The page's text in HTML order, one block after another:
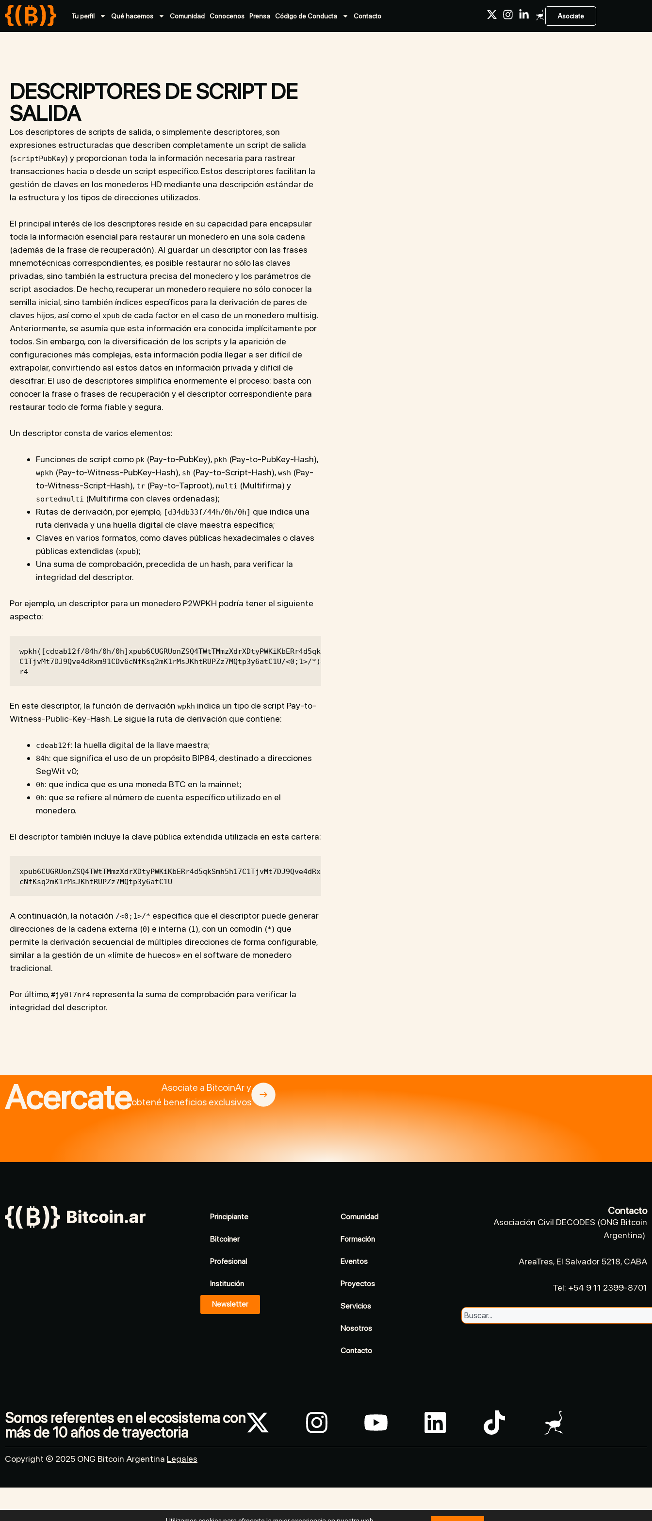
Tu perfil Qué hacemos Comunidad Conocenos Prensa Código de Conducta Contacto Asociate
DESCRIPTORES DE SCRIPT DE
SALIDA
Los descriptores de scripts de salida, o simplemente descriptores, son
expresiones estructuradas que describen completamente un script de salida
(scriptPubKey) y proporcionan toda la información necesaria para rastrear
transacciones hacia o desde un script específico. Estos descriptores facilitan la
gestión de claves en los monederos HD mediante una descripción estándar de
la estructura y los tipos de direcciones utilizados.
El principal interés de los descriptores reside en su capacidad para encapsular
toda la información esencial para restaurar un monedero en una sola cadena
(además de la frase de recuperación). Al guardar un descriptor con las frases
mnemotécnicas correspondientes, es posible restaurar no sólo las claves
privadas, sino también la estructura precisa del monedero y los parámetros de
script asociados. De hecho, recuperar un monedero requiere no sólo conocer la
semilla inicial, sino también índices específicos para la derivación de pares de
claves hijos, así como el xpub de cada factor en el caso de un monedero multisig.
Anteriormente, se asumía que esta información era conocida implícitamente por
todos. Sin embargo, con la diversificación de los scripts y la aparición de
configuraciones más complejas, esta información podía llegar a ser difícil de
extrapolar, convirtiendo así estos datos en información privada y difícil de
descifrar. El uso de descriptores simplifica enormemente el proceso: basta con
conocer la frase o frases de recuperación y el descriptor correspondiente para
restaurar todo de forma fiable y segura.
Un descriptor consta de varios elementos:
Funciones de script como pk (Pay-to-PubKey), pkh (Pay-to-PubKey-Hash),
wpkh (Pay-to-Witness-PubKey-Hash), sh (Pay-to-Script-Hash), wsh (Pay-
to-Witness-Script-Hash), tr (Pay-to-Taproot), multi (Multifirma) y
sortedmulti (Multifirma con claves ordenadas);
Rutas de derivación, por ejemplo, [d34db33f/44h/0h/0h] que indica una
ruta derivada y una huella digital de clave maestra específica;
Claves en varios formatos, como claves públicas hexadecimales o claves
públicas extendidas (xpub);
Una suma de comprobación, precedida de un hash, para verificar la
integridad del descriptor.
Por ejemplo, un descriptor para un monedero P2WPKH podría tener el siguiente
aspecto:
wpkh([cdeab12f/84h/0h/0h]xpub6CUGRUonZSQ4TWtTMmzXdrXDtyPWKiKbERr4d5qkSmh5h17
C1TjvMt7DJ9Qve4dRxm91CDv6cNfKsq2mK1rMsJKhtRUPZz7MQtp3y6atC1U/<0;1>/*)#jy0l7n
r4
En este descriptor, la función de derivación wpkh indica un tipo de script Pay-to-
Witness-Public-Key-Hash. Le sigue la ruta de derivación que contiene:
cdeab12f: la huella digital de la llave maestra;
84h: que significa el uso de un propósito BIP84, destinado a direcciones
SegWit v0;
0h: que indica que es una moneda BTC en la mainnet;
0h: que se refiere al número de cuenta específico utilizado en el
monedero.
El descriptor también incluye la clave pública extendida utilizada en esta cartera:
xpub6CUGRUonZSQ4TWtTMmzXdrXDtyPWKiKbERr4d5qkSmh5h17C1TjvMt7DJ9Qve4dRxm91CDv6
cNfKsq2mK1rMsJKhtRUPZz7MQtp3y6atC1U
A continuación, la notación /<0;1>/* especifica que el descriptor puede generar
direcciones de la cadena externa (0) e interna (1), con un comodín (*) que
permite la derivación secuencial de múltiples direcciones de forma configurable,
similar a la gestión de un «límite de huecos» en el software de monedero
tradicional.
Por último, #jy0l7nr4 representa la suma de comprobación para verificar la
integridad del descriptor.
Acercate
Asociate a BitcoinAr y
obtené beneficios exclusivos
Principiante
Bitcoiner
Profesional
Institución
Newsletter
Comunidad
Formación
Eventos
Proyectos
Servicios
Nosotros
Contacto
Contacto
Asociación Civil DECODES (ONG Bitcoin
Argentina)
AreaTres, El Salvador 5218, CABA
Tel: +54 9 11 2399-8701
Somos referentes en el ecosistema con
más de 10 años de trayectoria
Copyright © 2025 ONG Bitcoin Argentina Legales